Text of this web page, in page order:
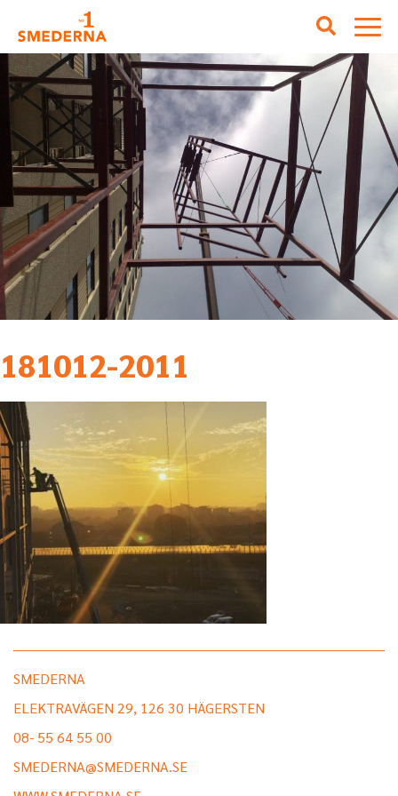
181012-2011
SMEDERNA
ELEKTRAVÄGEN 29, 126 30 HÄGERSTEN
08- 55 64 55 00
SMEDERNA@SMEDERNA.SE